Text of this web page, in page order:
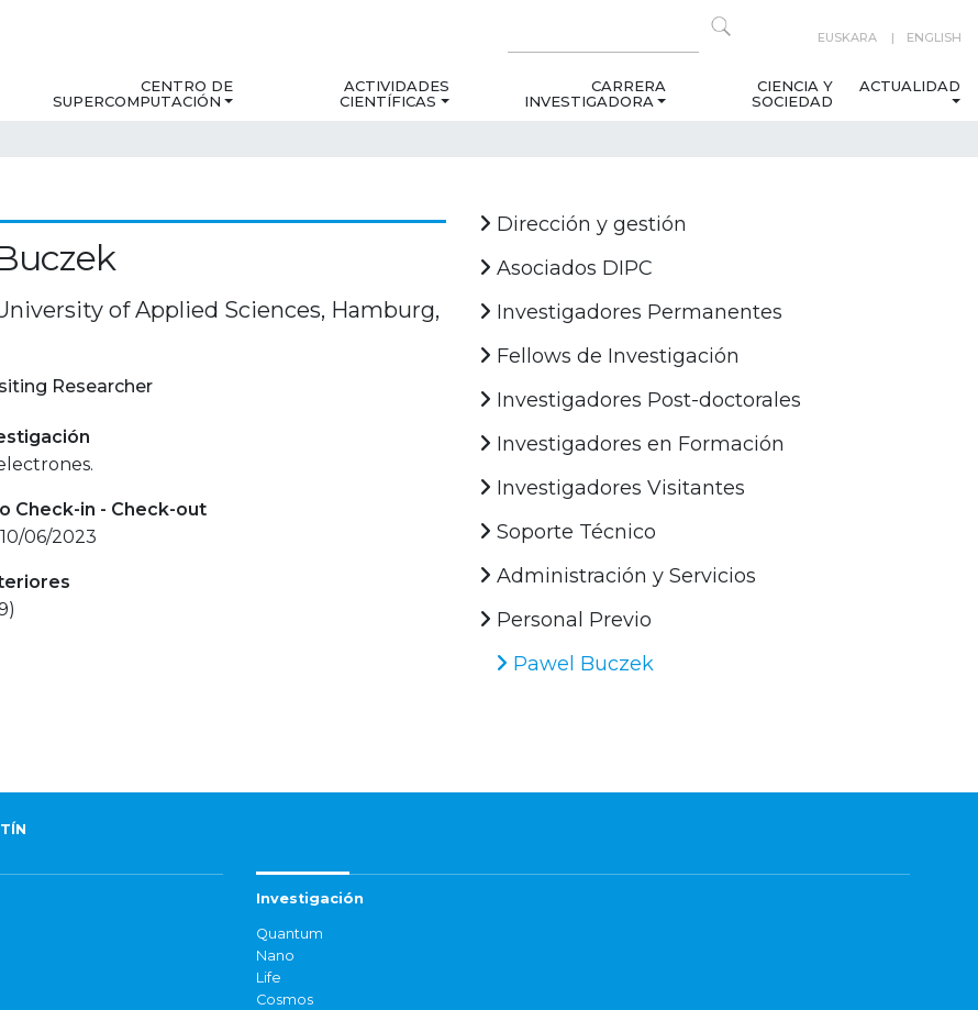
EUSKARA ENGLISH
CENTRO DE
SUPERCOMPUTACIÓN
ACTIVIDADES
CIENTÍFICAS
CARRERA
INVESTIGADORA
CIENCIA Y
SOCIEDAD
ACTUALIDAD
of Applied Sciences, Hamburg,
Researcher
Check-in - Check-out
06/2023
Dirección y gestión
Asociados DIPC
Investigadores Permanentes
Fellows de Investigación
Investigadores Post-doctorales
Investigadores en Formación
Investigadores Visitantes
Soporte Técnico
Administración y Servicios
Personal Previo
Pawel Buczek
Investigación
Quantum
Nano
Life
Cosmos